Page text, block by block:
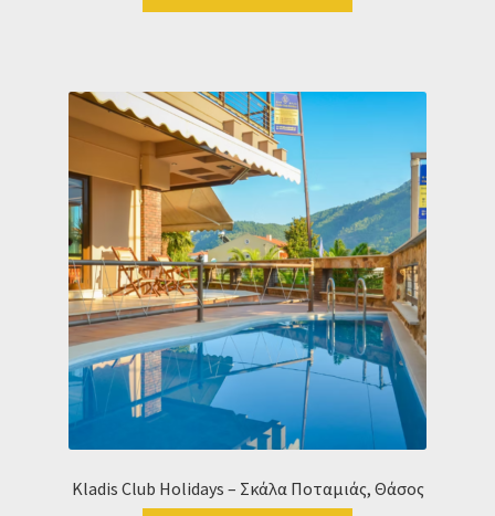
Kladis Club Holidays – Σκάλα Ποταμιάς, Θάσος